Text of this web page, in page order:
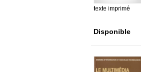
texte imprimé
Disponible